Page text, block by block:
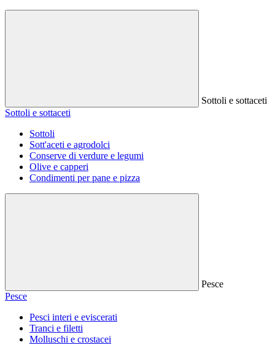
Sottoli e sottaceti
Sottoli e sottaceti
Sottoli
Sott'aceti e agrodolci
Conserve di verdure e legumi
Olive e capperi
Condimenti per pane e pizza
Pesce
Pesce
Pesci interi e eviscerati
Tranci e filetti
Molluschi e crostacei